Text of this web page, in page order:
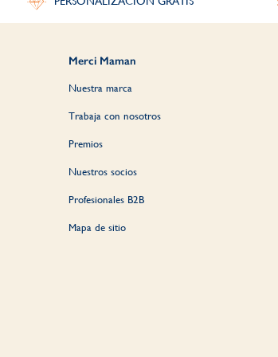
Merci Maman
Nuestra marca
Trabaja con nosotros
Premios
Nuestros socios
Profesionales B2B
Mapa de sitio